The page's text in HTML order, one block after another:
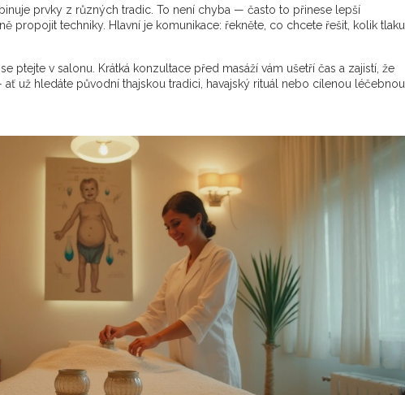
prvky z různých tradic. To není chyba — často to přinese lepší
propojit techniky. Hlavní je komunikace: řekněte, co chcete řešit, kolik tlaku
ptejte v salonu. Krátká konzultace před masáží vám ušetří čas a zajistí, že
už hledáte původní thajskou tradici, havajský rituál nebo cílenou léčebnou